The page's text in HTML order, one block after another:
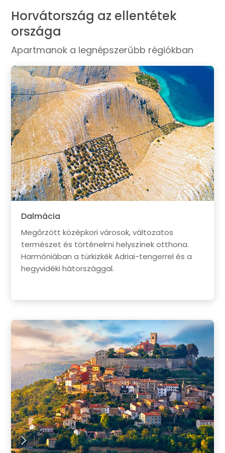
Horvátország az ellentétek
országa
Apartmanok a legnépszerűbb régiókban
Dalmácia
Megőrzött középkori városok, változatos
természet és történelmi helyszínek otthona.
Harmóniában a türkizkék Adriai-tengerrel és a
hegyvidéki hátországgal.